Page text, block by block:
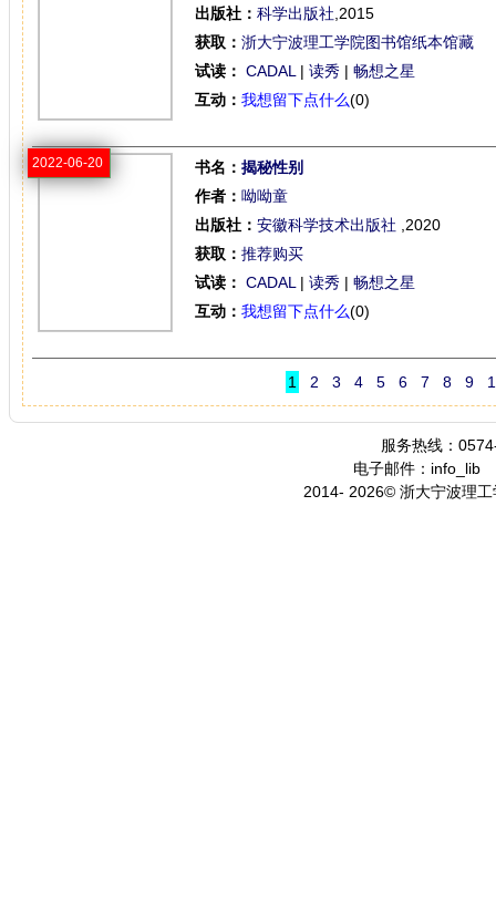
出版社： 科学出版社 ,2015
获取： 浙大宁波理工学院图书馆纸本馆藏
试读： CADAL | 读秀 | 畅想之星
互动： 我想留下点什么(0)
2022-06-20 书名： 揭秘性别
作者： 呦呦童
出版社： 安徽科学技术出版社
,2020
获取： 推荐购买
试读： CADAL | 读秀 | 畅想之星
互动： 我想留下点什么(0)
1 2 3 4 5 6 7 8 9
服务热线：
电子邮件：info_lib
2014- 2026© 浙大宁波理工